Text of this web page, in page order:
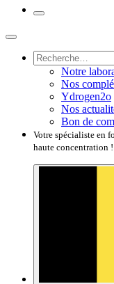
Notre
Nos
Ydrogen2o
Nos
Bon de
Votre spécialiste en
haute concentration !